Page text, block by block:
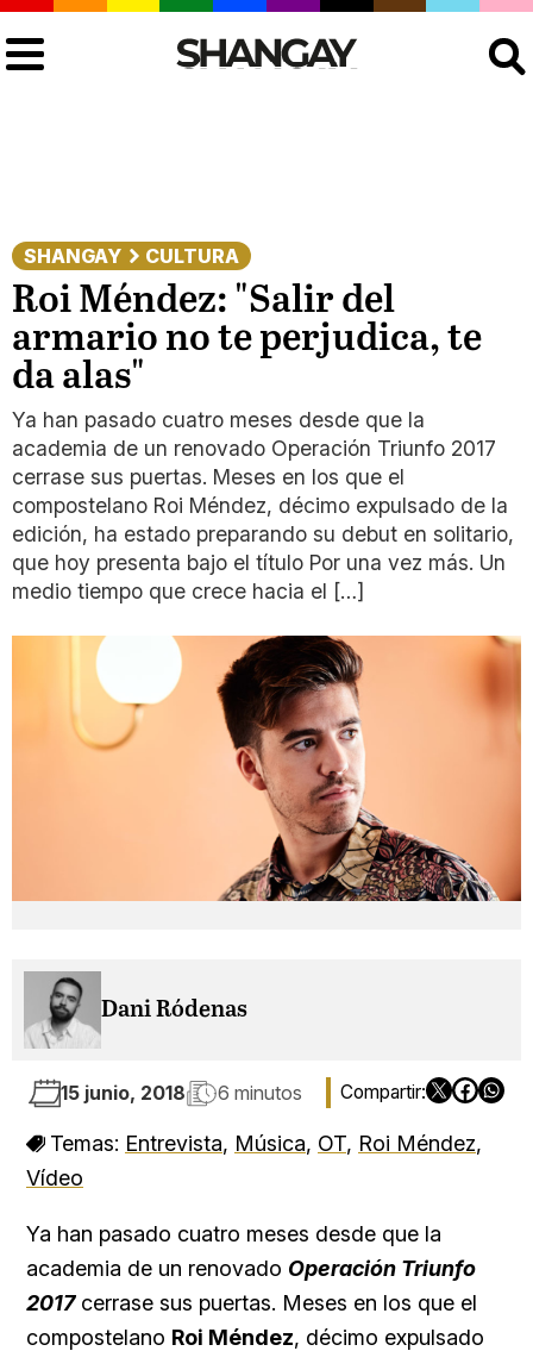
SHANGAY CULTURA
Roi Méndez: "Salir del
armario no te perjudica, te
da alas"
Ya han pasado cuatro meses desde que la
academia de un renovado Operación Triunfo 2017
cerrase sus puertas. Meses en los que el
compostelano Roi Méndez, décimo expulsado de la
edición, ha estado preparando su debut en solitario,
que hoy presenta bajo el título Por una vez más. Un
medio tiempo que crece hacia el […]
Dani Ródenas
15 junio, 2018 6 minutos
Temas: Entrevista, Música, OT, Roi Méndez,
Vídeo
Ya han pasado cuatro meses desde que la
academia de un renovado Operación Triunfo
2017cerrase sus puertas. Meses en los que el
compostelano Roi Méndez, décimo expulsado